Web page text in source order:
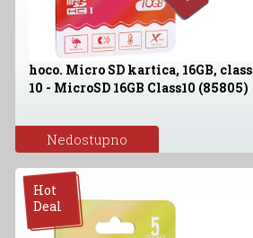
hoco. Micro SD kartica, 16GB, class
10 - MicroSD 16GB Class10 (85805)
Nedostupno
Hot
Deal